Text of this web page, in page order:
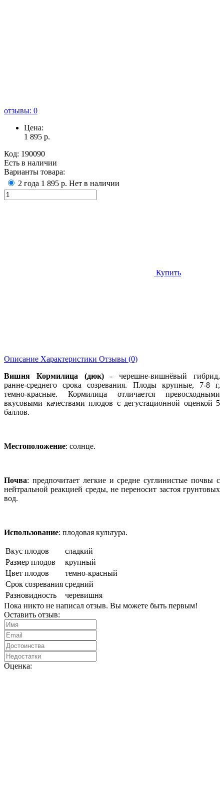
отзывы: 0
Цена:
1 895 р.
Код: 190090
Есть в наличии
Варианты товара:
2 года 1 895 р. Нет в наличии
Купить
Описание Характеристики Отзывы (0)
Вишня Кормилица (дюк)- черешне-вишнёвый гибрид,
ранне-среднего срока созревания. Плоды крупные, 7-8 г,
темно-красные. Кормилица отличается превосходными
вкусовыми качествами плодов с дегустационной оценкой 5
баллов.
Местоположение: солнце.
Почва: предпочитает легкие и средне суглинистые почвы с
нейтральной реакцией среды, не переносит застоя грунтовых
вод.
Использование: плодовая культура.
Вкус плодов
сладкий
Размер плодов
крупный
Цвет плодов
темно-красный
Срок созревания средний
Разновидность
черевишня
Пока никто не написал отзыв. Вы можете быть первым!
Оставить отзыв:
Оценка: